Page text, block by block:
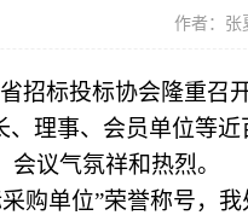
作者：张
招标投标协会隆重召
、理事、会员单位等
会议气氛祥和热烈。
购单位”荣誉称号，